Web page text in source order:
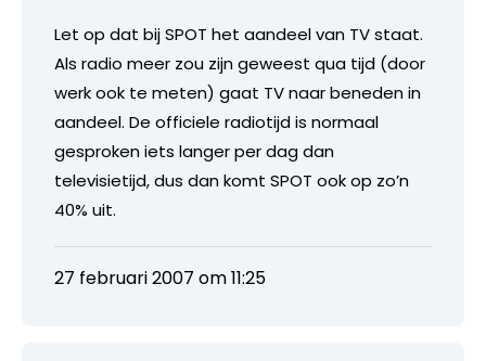
Let op dat bij SPOT het aandeel van TV staat.
Als radio meer zou zijn geweest qua tijd (door
werk ook te meten) gaat TV naar beneden in
aandeel. De officiele radiotijd is normaal
gesproken iets langer per dag dan
televisietijd, dus dan komt SPOT ook op zo’n
40% uit.
27 februari 2007 om 11:25